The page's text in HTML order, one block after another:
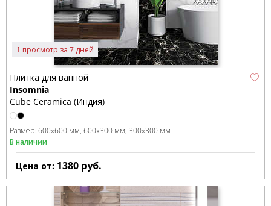
1 просмотр за 7 дней
Плитка для ванной
Insomnia
Cube Ceramica (Индия)
Размер: 600x600 мм 600x300 мм 300x300 мм
В наличии
Цена от: 1380 руб.